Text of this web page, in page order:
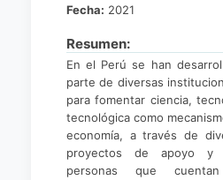
Fecha: 2021
Resumen:
En el Perú se han
parte de diversas
para fomentar ciencia,
tecnológica como
economía, a través de
proyectos de apoyo y
personas que